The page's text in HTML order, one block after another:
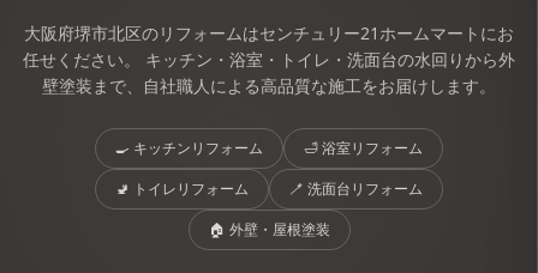
大阪府堺市北区のリフォームはセンチュリー21ホームマートにお
任せください。 キッチン・浴室・トイレ・洗面台の水回りから外
壁塗装まで、自社職人による高品質な施工をお届けします。
🍳 キッチンリフォーム 🛁浴室リフォーム
🚽 トイレリフォーム 🪥 洗面台リフォーム
🏠 外壁・屋根塗装